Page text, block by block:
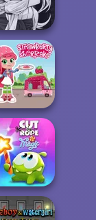
Light...
Creator
Hunter
P...
Strawberry
Shortcake